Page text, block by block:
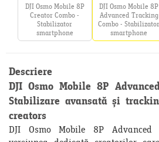
DJI Osmo Mobile 8P
Creator Combo -
Stabilizator
smartphone
DJI Osmo Mobile 8P
Advanced Tracking
Combo - Stabilizator
smartphone
Descriere
DJI Osmo Mobile 8P
Stabilizare avansată și
creators
DJI Osmo Mobile 8P Advanced